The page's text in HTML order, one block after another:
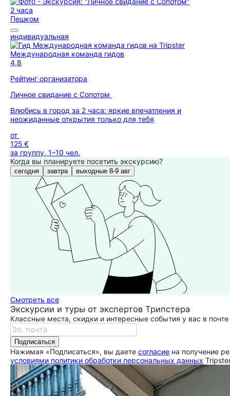
2 часа
Пешком
индивидуальная
Международная команда гидов
4,8
Рейтинг организатора
Личное свидание с Сопотом
Влюбись в город за 2 часа: яркие впечатления и
неожиданные открытия только для тебя
от
125 €
за группу, 1–10 чел.
Когда вы планируете посетить экскурсию?
сегодня завтра выходные 8-9 авг
Смотреть все
Экскурсии и туры от экспертов Трипстера
Классные места, скидки и интересные события у вас в почте
Подписаться
Нажимая «Подписаться», вы даете согласие на получение
условиями политики обработки персональных данных